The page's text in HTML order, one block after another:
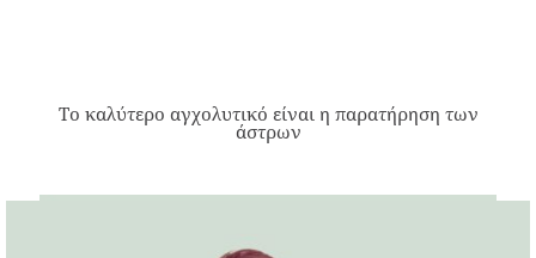
Το καλύτερο αγχολυτικό είναι η παρατήρηση των
άστρων